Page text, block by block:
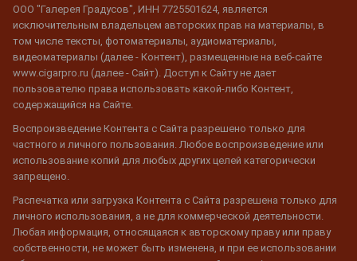
ООО "Галерея Градусов", ИНН 7725501624, является
исключительным владельцем авторских прав на материалы, в
том числе тексты, фотоматериалы, аудиоматериалы,
видеоматериалы (далее - Контент), размещенные на веб-сайте
www.cigarpro.ru (далее - Сайт). Доступ к Сайту не дает
пользователю права использовать какой-либо Контент,
содержащийся на Сайте.
Воспроизведение Контента с Сайта разрешено только для
частного и личного пользования. Любое воспроизведение или
использование копий для любых других целей категорически
запрещено.
Распечатка или загрузка Контента с Сайта разрешена только для
личного использования, а не для коммерческой деятельности.
Любая информация, относящаяся к авторскому праву или праву
собственности, не может быть изменена, и при ее использовании